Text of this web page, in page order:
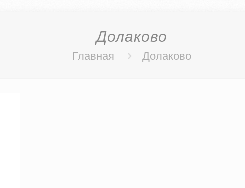
Долаково
Главная Долаково